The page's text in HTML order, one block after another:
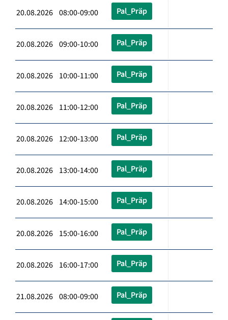
20.08.2026 08:00-09:00 Pal_Präp
20.08.2026 09:00-10:00 Pal_Präp
20.08.2026 10:00-11:00 Pal_Präp
20.08.2026 11:00-12:00 Pal_Präp
20.08.2026 12:00-13:00 Pal_Präp
20.08.2026 13:00-14:00 Pal_Präp
20.08.2026 14:00-15:00 Pal_Präp
20.08.2026 15:00-16:00 Pal_Präp
20.08.2026 16:00-17:00 Pal_Präp
21.08.2026 08:00-09:00 Pal_Präp